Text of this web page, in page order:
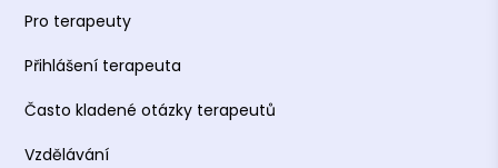
Pro terapeuty
Přihlášení terapeuta
Často kladené otázky terapeutů
Vzdělávání